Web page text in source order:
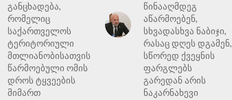
განცხადება,
რომელიც
საქართველოს
ტერიტორიული
მთლიანობისათვის
წარმოებული ომის
დროს ტყვეების
მიმართ
წინააღმდეგ
აწარმოებენ,
სხვადასხვა ნაბიჯი,
რასაც დღეს დგამენ,
სწორედ ქვეყნის
ფარგლებს
გარედან არის
ნაკარნახევი